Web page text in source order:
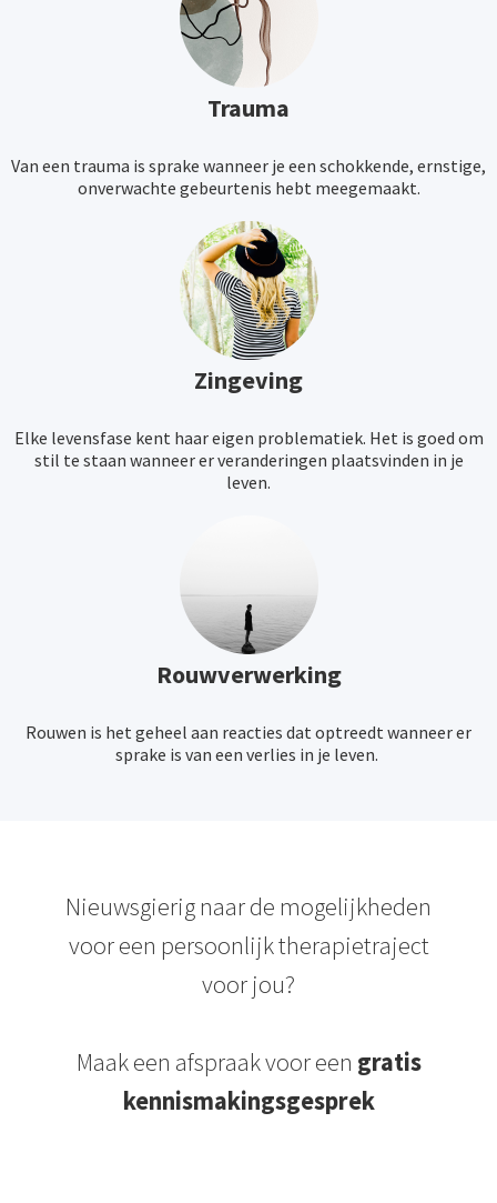
Trauma
Van een trauma is sprake wanneer je een schokkende, ernstige,
onverwachte gebeurtenis hebt meegemaakt.
Zingeving
Elke levensfase kent haar eigen problematiek. Het is goed om
stil te staan wanneer er veranderingen plaatsvinden in je
leven.
Rouwverwerking
Rouwen is het geheel aan reacties dat optreedt wanneer er
sprake is van een verlies in je leven.
Nieuwsgierig naar de mogelijkheden
voor een persoonlijk therapietraject
voor jou?
Maak een afspraak voor een gratis
kennismakingsgesprek